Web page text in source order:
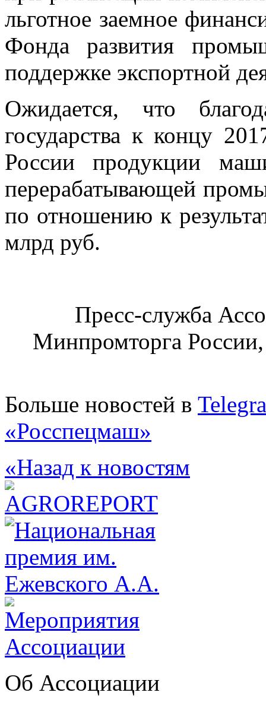
льготное заемное
Фонда развития
поддержке экспортной
Ожидается, что
государства к концу
России продукции
перерабатывающей
по отношению к
млрд руб.
Пресс-служба
Минпромторга
Больше новостей в
«Росспецмаш»
«Назад к новостям
Об Ассоциации